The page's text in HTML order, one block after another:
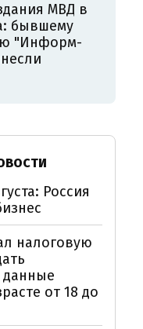
МВД в
бывшему
"Информ-
Россия
налоговую
от 18 до